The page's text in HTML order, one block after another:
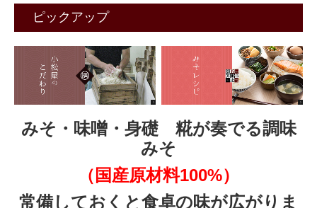
ピックアップ
みそ・味噌・身礎 糀が奏でる調味
みそ
（国産原材料100%）
常備しておくと食卓の味が広がりま